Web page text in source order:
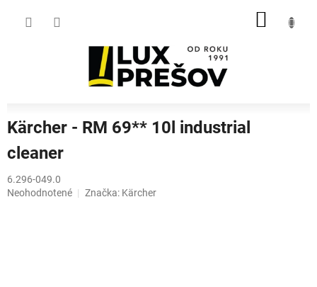
Kärcher - RM 69** 10l industrial
cleaner
6.296-049.0
Priemerné
Neohodnotené Značka: Kärcher